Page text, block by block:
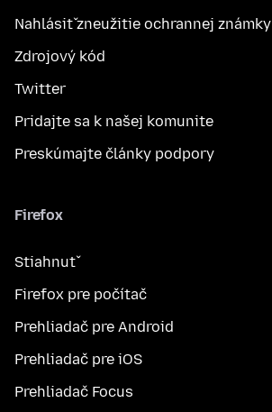
Nahlásiť zneužitie ochrannej známky
Zdrojový kód
Twitter
Pridajte sa k našej komunite
Preskúmajte články podpory
Firefox
Stiahnuť
Firefox pre počítač
Prehliadač pre Android
Prehliadač pre iOS
Prehliadač Focus